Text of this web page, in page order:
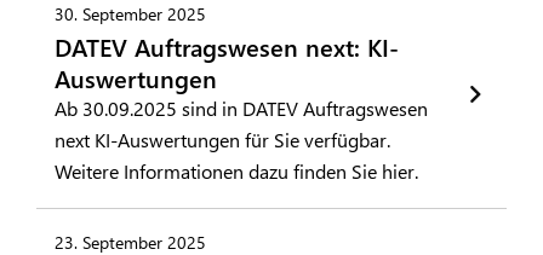
30. September 2025
DATEV Auftragswesen next: KI-
Auswertungen
Ab 30.09.2025 sind in DATEV Auftragswesen
next KI-Auswertungen für Sie verfügbar.
Weitere Informationen dazu finden Sie hier.
23. September 2025